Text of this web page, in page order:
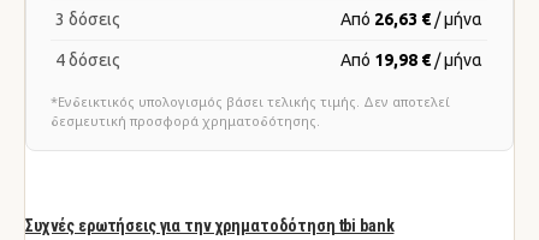
Συχνές ερωτήσεις για την χρηματοδότηση tbi bank
3 δόσεις Από 26,63 € / μήνα
4 δόσεις Από 19,98 € / μήνα
*Ενδεικτικός υπολογισμός βάσει τελικής τιμής. Δεν αποτελεί
δεσμευτική προσφορά χρηματοδότησης.